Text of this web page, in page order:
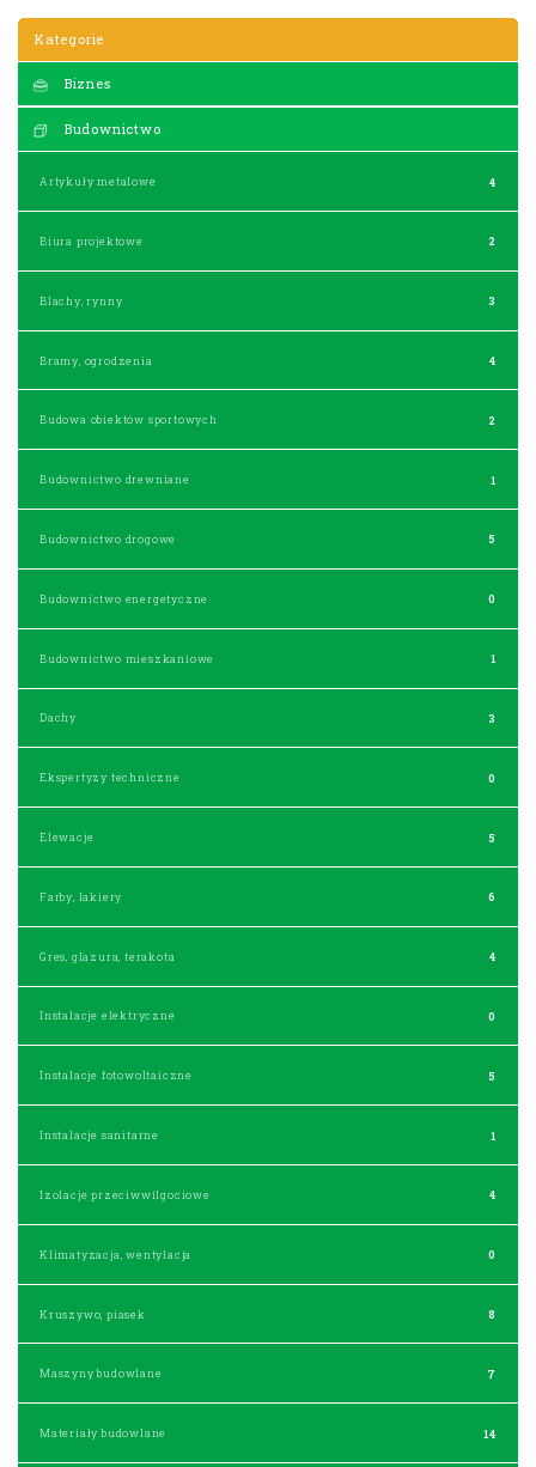
Kategorie
Biznes
Budownictwo
Artykuły metalowe 4
Biura projektowe 2
Blachy, rynny 3
Bramy, ogrodzenia 4
Budowa obiektów sportowych 2
Budownictwo drewniane 1
Budownictwo drogowe 5
Budownictwo energetyczne 0
Budownictwo mieszkaniowe 1
Dachy 3
Ekspertyzy techniczne 0
Elewacje 5
Farby, lakiery 6
Gres, glazura, terakota 4
Instalacje elektryczne 0
Instalacje fotowoltaiczne 5
Instalacje sanitarne 1
Izolacje przeciwwilgociowe 4
Klimatyzacja, wentylacja 0
Kruszywo, piasek 8
Maszyny budowlane 7
Materiały budowlane 14